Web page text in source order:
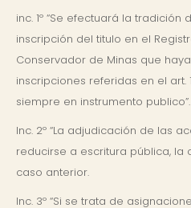
inc. 1º “Se efectuará la
inscripción del titulo en el
Conservador de Minas que
inscripciones referidas en el art.
siempre en instrumento publico”.
Inc. 2º “La adjudicación de las
reducirse a escritura pública, la
caso anterior.
Inc. 3º “Si se trata de